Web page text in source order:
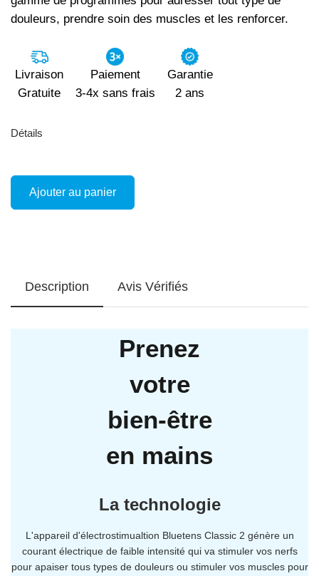
douleurs, prendre soin des muscles et les renforcer.
Livraison
Gratuite
Paiement
3-4x sans frais
Garantie
2 ans
Détails
Ajouter au panier
Description Avis Vérifiés
Prenez
votre
bien-être
en mains
La technologie
L'appareil d'électrostimualtion Bluetens Classic 2 génère un
courant électrique de faible intensité qui va stimuler vos nerfs
pour apaiser tous types de douleurs ou stimuler vos muscles pour